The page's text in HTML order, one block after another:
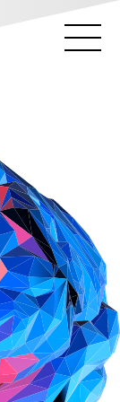
Suisyo
ME
ME